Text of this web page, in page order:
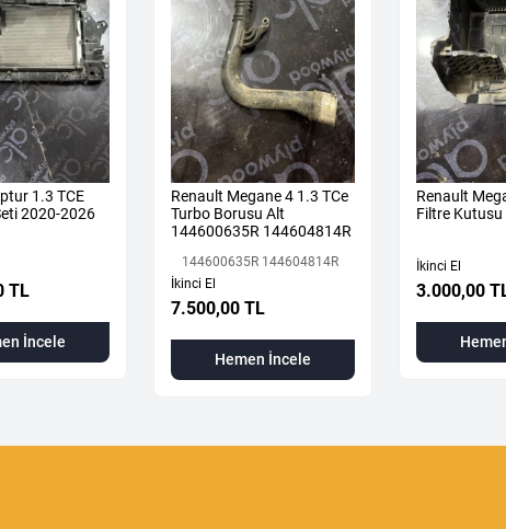
1.3 TCE
2020-2026
TL
İncele
Renault Megane 4 1.3 TCe
Turbo Borusu Alt
144600635R 144604814R
144600635R 144604814R
İkinci El
7.500,00 TL
Hemen İncele
Renault
Filtre
İkinci El
3.000,00